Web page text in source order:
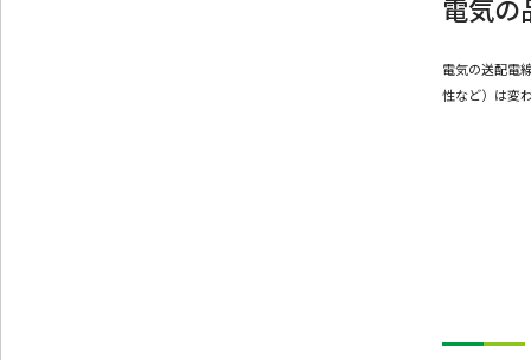
電気の
電気の送配電
性など）は変